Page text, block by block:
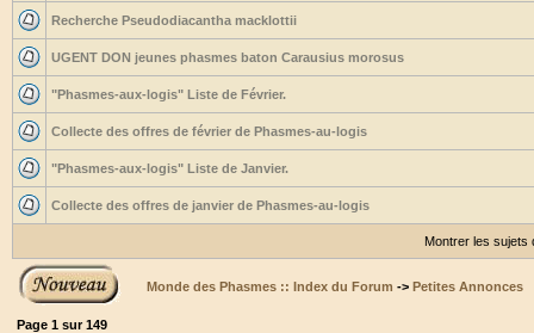
Recherche Pseudodiacantha macklottii
UGENT DON jeunes phasmes baton Carausius morosus
"Phasmes-aux-logis" Liste de Février.
Collecte des offres de février de Phasmes-au-logis
"Phasmes-aux-logis" Liste de Janvier.
Collecte des offres de janvier de Phasmes-au-logis
Montrer les sujets
Monde des Phasmes :: Index du Forum -> Petites Annonces
Page 1 sur149